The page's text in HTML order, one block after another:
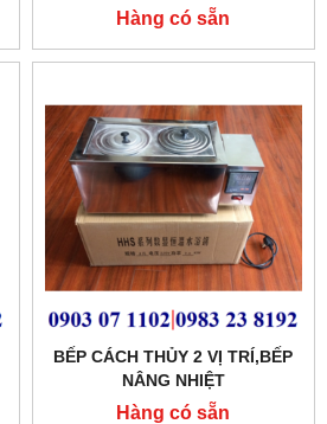
Hàng có sẵn
BẾP CÁCH THỦY 2 VỊ TRÍ,BẾP
NÂNG NHIỆT
Hàng có sẵn